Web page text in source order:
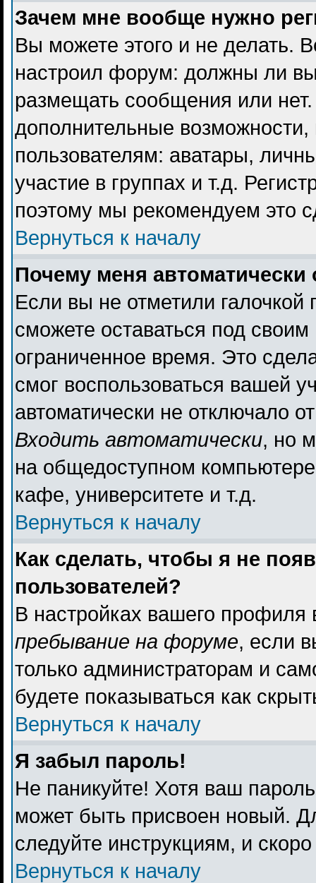
Зачем мне вообще нужно
Вы можете этого и не делать.
настроил форум: должны ли вы
размещать сообщения или
дополнительные
пользователям: аватары,
участие в группах и т.д.
поэтому мы рекомендуем это
Вернуться к началу
Почему меня автоматически
Если вы не отметили галочкой
сможете оставаться под
ограниченное время. Это
смог воспользоваться вашей
автоматически не отключало
Входить автоматически, но
на общедоступном
кафе, университете и т.д.
Вернуться к началу
Как сделать, чтобы я не
пользователей?
В настройках вашего
пребывание на форуме, если
только администраторам и
будете показываться как
Вернуться к началу
Я забыл пароль!
Не паникуйте! Хотя ваш
может быть присвоен новый.
следуйте инструкциям, и
Вернуться к началу